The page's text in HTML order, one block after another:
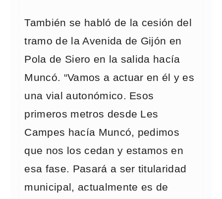
También se habló de la cesión del
tramo de la Avenida de Gijón en
Pola de Siero en la salida hacía
Muncó. “Vamos a actuar en él y es
una vial autonómico. Esos
primeros metros desde Les
Campes hacía Muncó, pedimos
que nos los cedan y estamos en
esa fase. Pasará a ser titularidad
municipal, actualmente es de